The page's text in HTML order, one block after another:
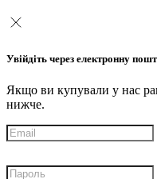
Увійдіть через електронну
Якщо ви купували у нас
нижче.